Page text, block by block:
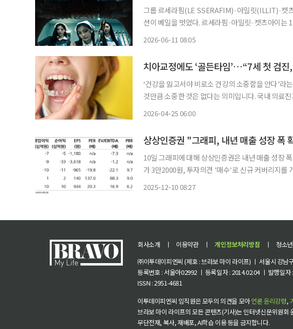
그룹 르세라핌(LE SSERAFIM)·아일릿(ILLIT)·캣
션이 베일을 벗었다. 르세라핌·아일릿·캣츠아이는 11일 0시 하이브 레이블즈 공식 유튜브 채
2026-06-11 08:05
치아교정에도 ‘골든타임’…“7세 첫 검
‘건강을 잃고서야 비로소 건강의 소중함을 안다’라
것만큼 소중한 것은 없다는 의미입니다. 국내 의료
2026-04-25 06:00
상상인증권 "그래피, 내년 매출 성장 폭
10일 그래피에 대해 상상인증권은 내년 매출 성장
가 3만2000원, 투자의견 '매수'로 신규 커버리지를
2025-12-10 08:27
회사소개 ㅣ 이용약관 ㅣ 개인정보처리방침 ㅣ 청소
㈜이투데이피엔씨 (제호 : 브라보 마이 라이프) ㅣ 서울시 강
등록번호 : 서울아02992 ㅣ 등록일자 : 2014.02.04 ㅣ 발행일
ISSN : 2951-4681
이투데이피엔씨 임직원은 모두의 의견을 모아언론 윤리강령,
브라보 마이 라이프의 모든 콘텐츠(기사)는 인터넷신문위원회
무단전재, 복사, 재배포, AI학습 이용 등을 금지합니다.